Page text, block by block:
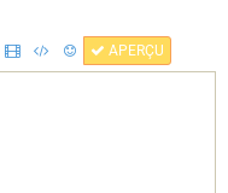
APERÇU